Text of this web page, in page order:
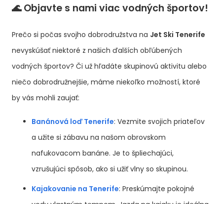
🌊 Objavte s nami viac vodných športov!
Prečo si počas svojho dobrodružstva na Jet Ski Tenerife
nevyskúšať niektoré z našich ďalších obľúbených
vodných športov? Či už hľadáte skupinovú aktivitu alebo
niečo dobrodružnejšie, máme niekoľko možností, ktoré
by vás mohli zaujať:
Banánová loď Tenerife: Vezmite svojich priateľov
a užite si zábavu na našom obrovskom
nafukovacom banáne. Je to špliechajúci,
vzrušujúci spôsob, ako si užiť vlny so skupinou.
Kajakovanie na Tenerife: Preskúmajte pokojné